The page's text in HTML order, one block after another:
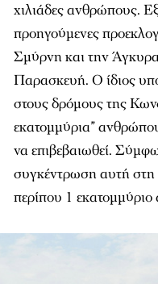
χιλιάδες ανθρώπους.
προηγούμενες
Σμύρνη και την
Παρασκευή. Ο ίδιος
στους δρόμους της
εκατομμύρια”
να επιβεβαιωθεί.
συγκέντρωση αυτή στη
περίπου 1